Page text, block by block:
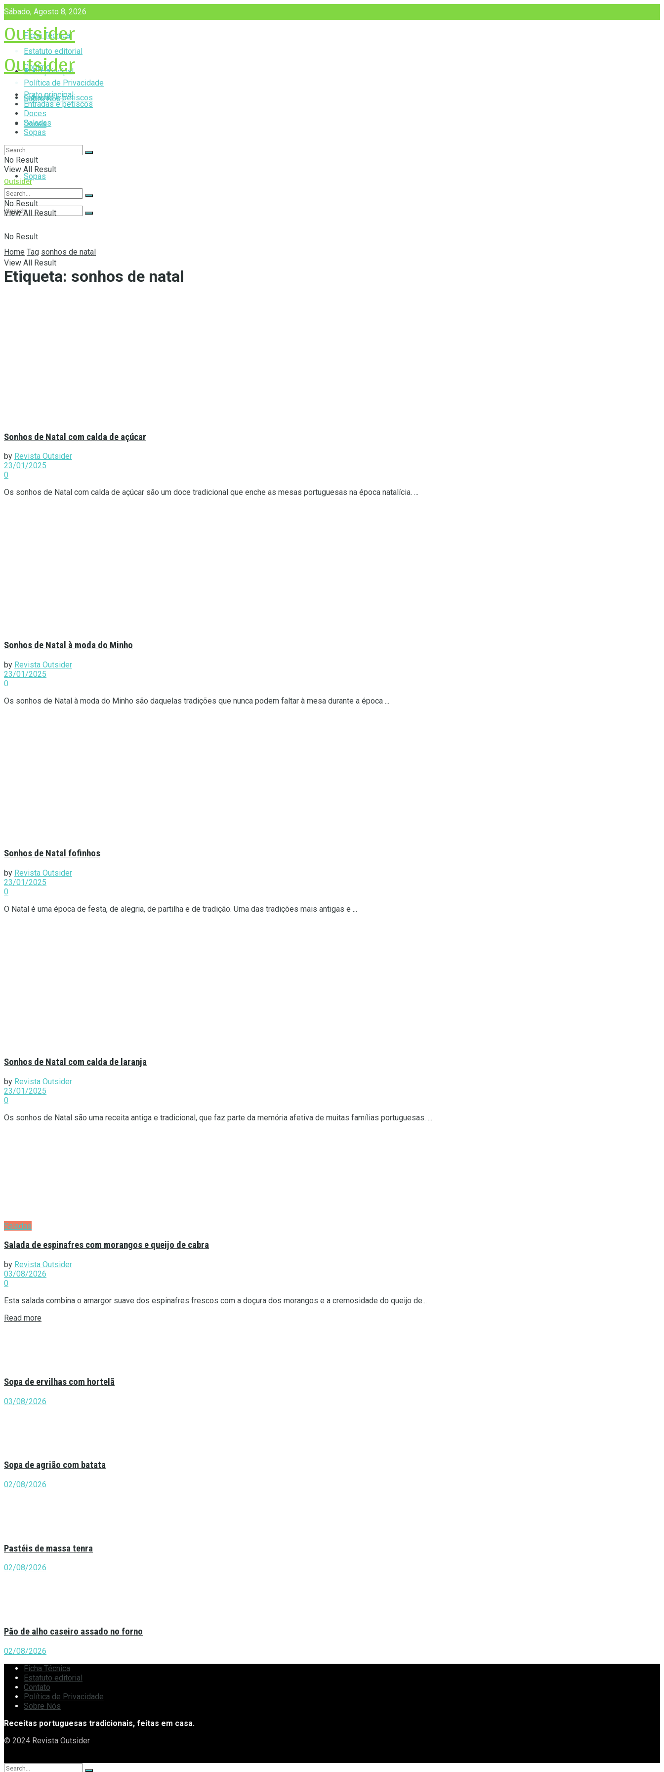
Sábado, Agosto 8, 2026
Ficha Técnica
Estatuto editorial
Contato
Política de Privacidade
Sobre Nós
Outsider
Prato principal
Entradas e petiscos
Doces
Saladas
Sopas
No Result
View All Result
Outsider
Prato principal
Entradas e petiscos
Doces
Saladas
Sopas
No Result
View All Result
Outsider
No Result
View All Result
Home Tag sonhos de natal
Etiqueta: sonhos de natal
Sonhos de Natal com calda de açúcar
by Revista Outsider
23/01/2025
0
Os sonhos de Natal com calda de açúcar são um doce tradicional que enche as mesas portuguesas na época natalícia. ...
Sonhos de Natal à moda do Minho
by Revista Outsider
23/01/2025
0
Os sonhos de Natal à moda do Minho são daquelas tradições que nunca podem faltar à mesa durante a época ...
Sonhos de Natal fofinhos
by Revista Outsider
23/01/2025
0
O Natal é uma época de festa, de alegria, de partilha e de tradição. Uma das tradições mais antigas e ...
Sonhos de Natal com calda de laranja
by Revista Outsider
23/01/2025
0
Os sonhos de Natal são uma receita antiga e tradicional, que faz parte da memória afetiva de muitas famílias portuguesas. ...
Saladas
Salada de espinafres com morangos e queijo de cabra
by Revista Outsider
03/08/2026
0
Esta salada combina o amargor suave dos espinafres frescos com a doçura dos morangos e a cremosidade do queijo de...
Read more
Sopa de ervilhas com hortelã
03/08/2026
Sopa de agrião com batata
02/08/2026
Pastéis de massa tenra
02/08/2026
Pão de alho caseiro assado no forno
02/08/2026
Ficha Técnica
Estatuto editorial
Contato
Política de Privacidade
Sobre Nós
Receitas portuguesas tradicionais, feitas em casa.
© 2024 Revista Outsider